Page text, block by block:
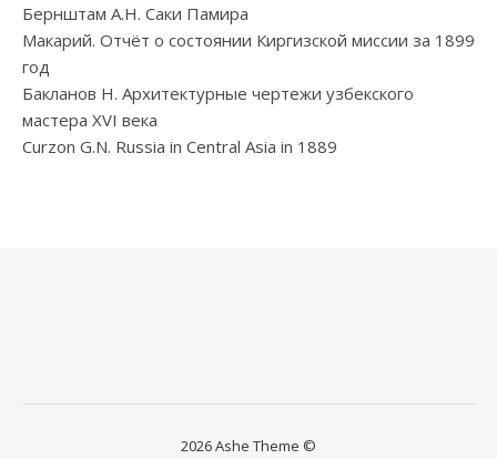
Бернштам А.Н. Саки Памира
Макарий. Отчёт о состоянии Киргизской миссии за 1899
год
Бакланов Н. Архитектурные чертежи узбекского
мастера XVI века
Curzon G.N. Russia in Central Asia in 1889
2026 Ashe Theme ©